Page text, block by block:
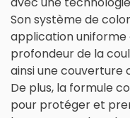
Son système de
application
profondeur de la
ainsi une couverture
De plus, la formule
pour protéger et